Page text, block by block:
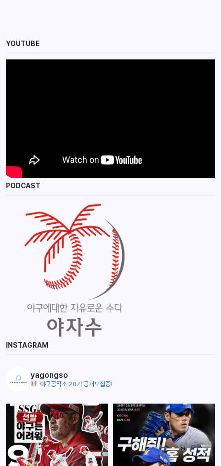
YOUTUBE
PODCAST
INSTAGRAM
yagongso
야구공작소 20기 공개모집중!